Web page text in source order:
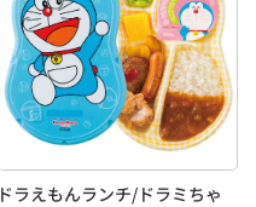
ドラえもんランチ/ドラミちゃ